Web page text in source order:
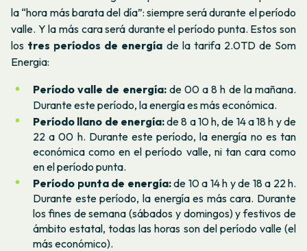
la “hora más barata del día”: siempre será durante el período
valle. Y la más cara será durante el período punta. Estos son
los tres períodos de energía de la tarifa 2.0TD de Som
Energia:
Período valle de energía:de 00 a 8 h de la mañana.
Durante este período, la energía es más económica.
Período llano de energía:de 8 a 10 h, de 14 a 18 h y de
22 a 00 h. Durante este período, la energía no es tan
económica como en el período valle, ni tan cara como
en el período punta.
Período punta de energía:de 10 a 14 h y de 18 a 22 h.
Durante este período, la energía es más cara. Durante
los fines de semana (sábados y domingos) y festivos de
ámbito estatal, todas las horas son del período valle (el
más económico).